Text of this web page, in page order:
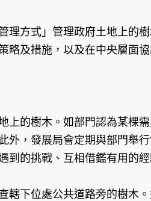
方式」管理政府土地上的
及措施，以及在中央層面
上的樹木。如部門認為某
，發展局會定期與部門舉
的挑戰、互相借鑑有用的
轄下位處公共道路旁的樹